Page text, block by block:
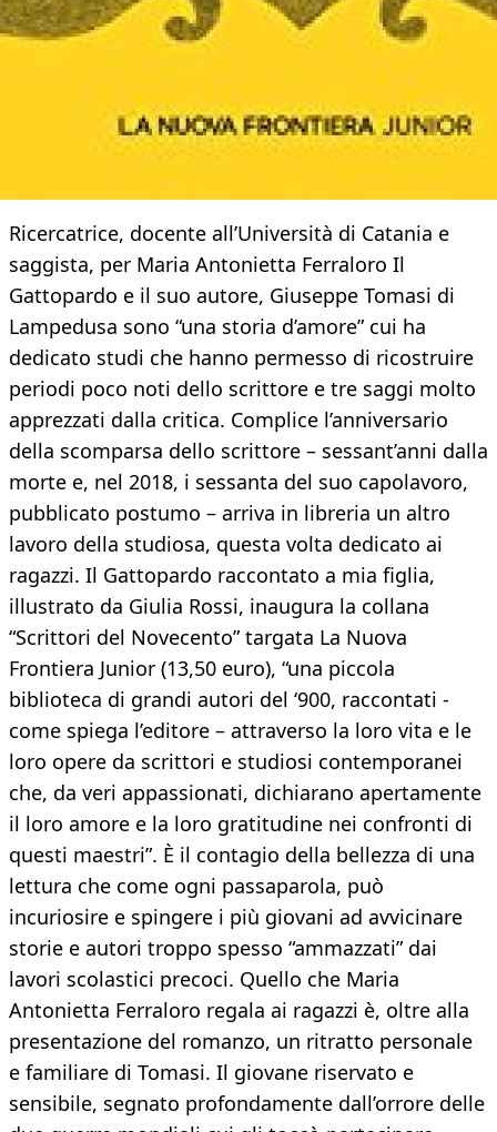
Ricercatrice, docente all’Università di Catania e
saggista, per Maria Antonietta Ferraloro Il
Gattopardo e il suo autore, Giuseppe Tomasi di
Lampedusa sono “una storia d’amore” cui ha
dedicato studi che hanno permesso di ricostruire
periodi poco noti dello scrittore e tre saggi molto
apprezzati dalla critica. Complice l’anniversario
della scomparsa dello scrittore – sessant’anni dalla
morte e, nel 2018, i sessanta del suo capolavoro,
pubblicato postumo – arriva in libreria un altro
lavoro della studiosa, questa volta dedicato ai
ragazzi. Il Gattopardo raccontato a mia figlia,
illustrato da Giulia Rossi, inaugura la collana
“Scrittori del Novecento” targata La Nuova
Frontiera Junior (13,50 euro), “una piccola
biblioteca di grandi autori del ‘900, raccontati -
come spiega l’editore – attraverso la loro vita e le
loro opere da scrittori e studiosi contemporanei
che, da veri appassionati, dichiarano apertamente
il loro amore e la loro gratitudine nei confronti di
questi maestri”. È il contagio della bellezza di una
lettura che come ogni passaparola, può
incuriosire e spingere i più giovani ad avvicinare
storie e autori troppo spesso “ammazzati” dai
lavori scolastici precoci. Quello che Maria
Antonietta Ferraloro regala ai ragazzi è, oltre alla
presentazione del romanzo, un ritratto personale
e familiare di Tomasi. Il giovane riservato e
sensibile, segnato profondamente dall’orrore delle